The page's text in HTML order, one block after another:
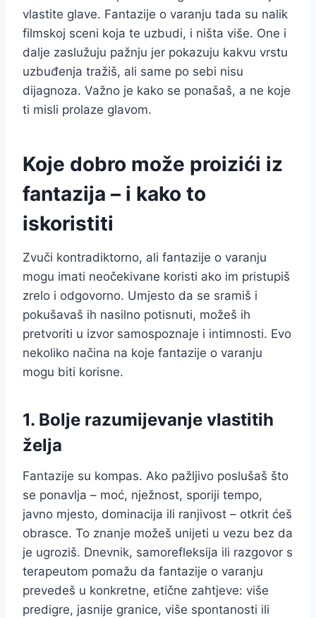
vlastite glave. Fantazije o varanju tada su nalik
filmskoj sceni koja te uzbudi, i ništa više. One i
dalje zaslužuju pažnju jer pokazuju kakvu vrstu
uzbuđenja tražiš, ali same po sebi nisu
dijagnoza. Važno je kako se ponašaš, a ne koje
ti misli prolaze glavom.
Koje dobro može proizići iz
fantazija – i kako to
iskoristiti
Zvuči kontradiktorno, ali fantazije o varanju
mogu imati neočekivane koristi ako im pristupiš
zrelo i odgovorno. Umjesto da se sramiš i
pokušavaš ih nasilno potisnuti, možeš ih
pretvoriti u izvor samospoznaje i intimnosti. Evo
nekoliko načina na koje fantazije o varanju
mogu biti korisne.
1. Bolje razumijevanje vlastitih
želja
Fantazije su kompas. Ako pažljivo poslušaš što
se ponavlja – moć, nježnost, sporiji tempo,
javno mjesto, dominacija ili ranjivost – otkrit ćeš
obrasce. To znanje možeš unijeti u vezu bez da
je ugroziš. Dnevnik, samorefleksija ili razgovor s
terapeutom pomažu da fantazije o varanju
prevedeš u konkretne, etične zahtjeve: više
predigre, jasnije granice, više spontanosti ili